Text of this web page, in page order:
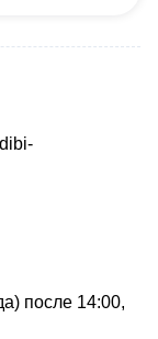
после 14:00,